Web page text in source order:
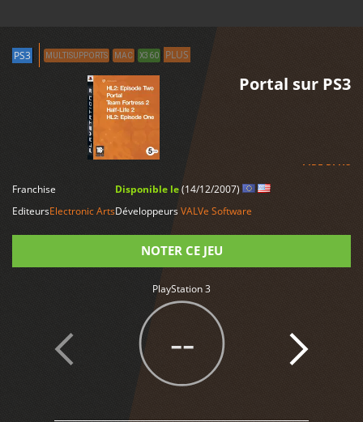
PS3 MULTISUPPORTS MAC X360 PLUS
Portal sur PS3
LIRE PLUS
Franchise
EditeursElectronic Arts
Disponible le(14/12/2007)
DéveloppeursVALVe Software
NOTER CE JEU
PlayStation 3
--